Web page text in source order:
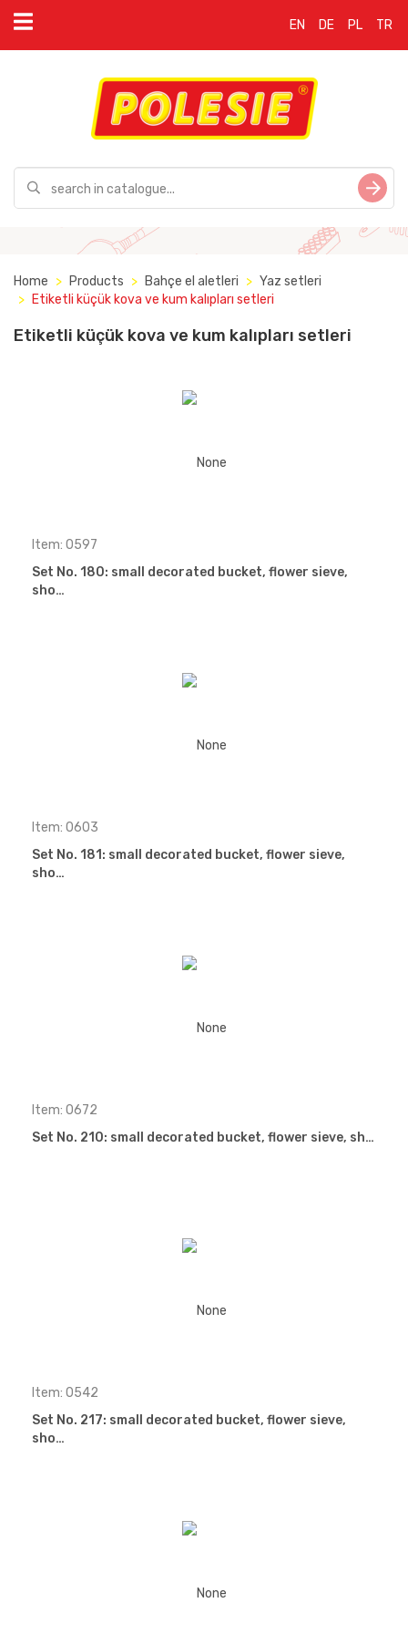
EN DE PL TR
Home Products Bahçe el aletleri
Yaz setleri
Etiketli küçük kova ve kum kalıpları setleri
Etiketli küçük kova ve kum kalıpları setleri
Item: 0597
Set No. 180: small decorated bucket, flower sieve,
sho…
Item: 0603
Set No. 181: small decorated bucket, flower sieve,
sho…
Item: 0672
Set No. 210: small decorated bucket, flower sieve, sh…
Item: 0542
Set No. 217: small decorated bucket, flower sieve,
sho…